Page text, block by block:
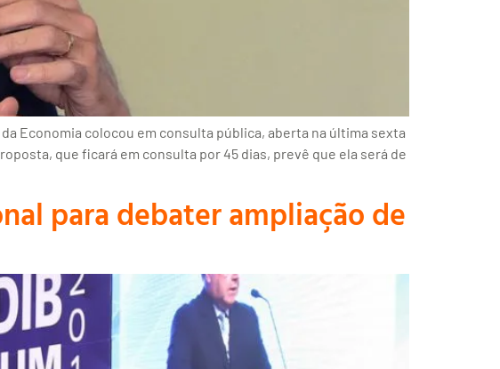
Economia colocou em consulta pública, aberta na última sexta
que ficará em consulta por 45 dias, prevê que ela será de
para debater ampliação de